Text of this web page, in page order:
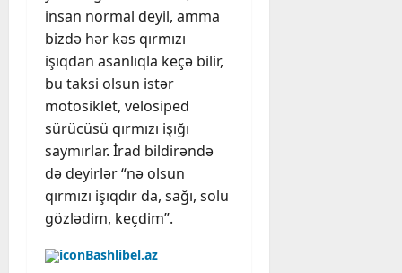
insan normal deyil, amma
bizdə hər kəs qırmızı
işıqdan asanlıqla keçə bilir,
bu taksi olsun istər
motosiklet, velosiped
sürücüsü qırmızı işığı
saymırlar. İrad bildirəndə
də deyirlər “nə olsun
qırmızı işıqdır da, sağı, solu
gözlədim, keçdim”.
Bashlibel.az